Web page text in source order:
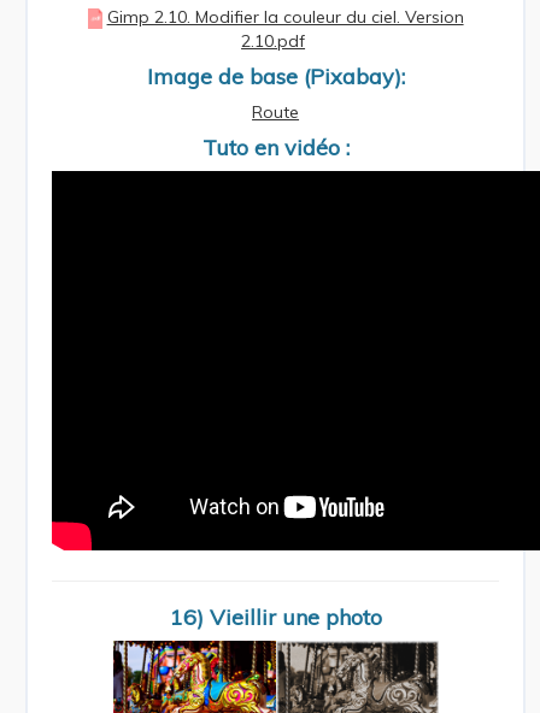
Gimp 2.10. Modifier la couleur du ciel. Version
2.10.pdf
Image de base (Pixabay):
Route
Tuto en vidéo :
16) Vieillir une photo